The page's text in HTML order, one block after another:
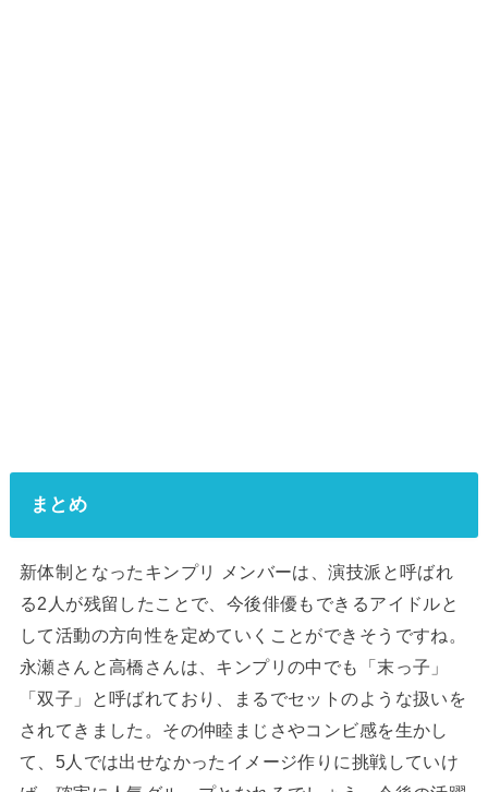
まとめ
新体制となったキンプリ メンバーは、演技派と呼ばれ
る2人が残留したことで、今後俳優もできるアイドルと
して活動の方向性を定めていくことができそうですね。
永瀬さんと高橋さんは、キンプリの中でも「末っ子」
「双子」と呼ばれており、まるでセットのような扱いを
されてきました。その仲睦まじさやコンビ感を生かし
て、5人では出せなかったイメージ作りに挑戦していけ